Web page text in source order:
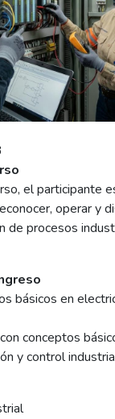
el participante
operar y
de procesos
básicos en
conceptos
y control